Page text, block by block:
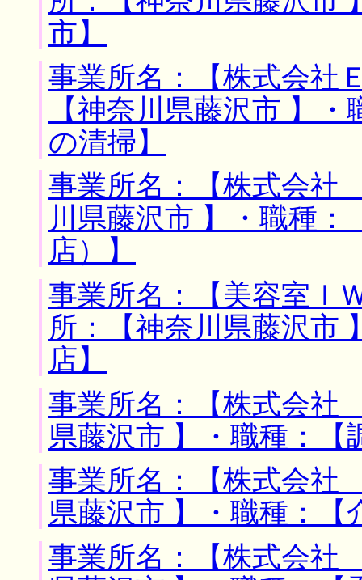
市】
事業所名：【株式会社
【神奈川県藤沢市 】
の清掃】
事業所名：【株式会
川県藤沢市 】・職種
店）】
事業所名：【美容室Ｉ
所：【神奈川県藤沢市
店】
事業所名：【株式会
県藤沢市 】・職種：【
事業所名：【株式会
県藤沢市 】・職種：【
事業所名：【株式会